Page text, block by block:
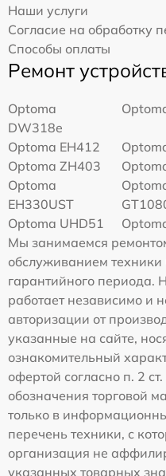
Наши услуги
Согласие на обработку
Способы оплаты
Ремонт
Optoma
DW318e
Optoma EH412
Optoma ZH403
Optoma
EH330UST
Optoma UHD51
Мы занимаемся
обслуживанием техники
гарантийного периода.
работает независимо и
авторизации от
указанные на сайте,
ознакомительный
офертой согласно п. 2
обозначения торговой
только в
перечень техники, с
организация не
указанных товарных